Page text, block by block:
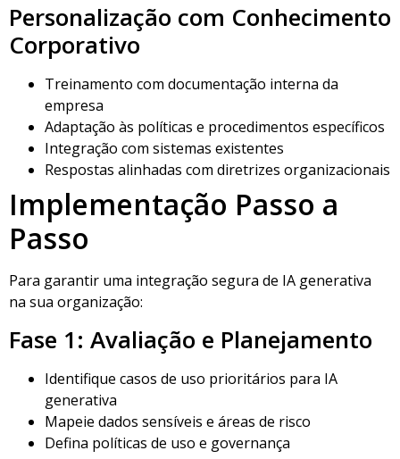
Personalização com Conhecimento
Corporativo
Treinamento com documentação interna da
empresa
Adaptação às políticas e procedimentos específicos
Integração com sistemas existentes
Respostas alinhadas com diretrizes organizacionais
Implementação Passo a
Passo
Para garantir uma integração segura de IA generativa
na sua organização:
Fase 1: Avaliação e Planejamento
Identifique casos de uso prioritários para IA
generativa
Mapeie dados sensíveis e áreas de risco
Defina políticas de uso e governança